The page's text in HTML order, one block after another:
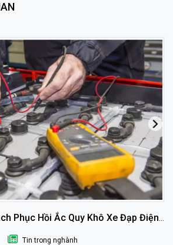
Phục Hồi Ắc Quy Khô Xe Đạp Điện
Tin trong nghành